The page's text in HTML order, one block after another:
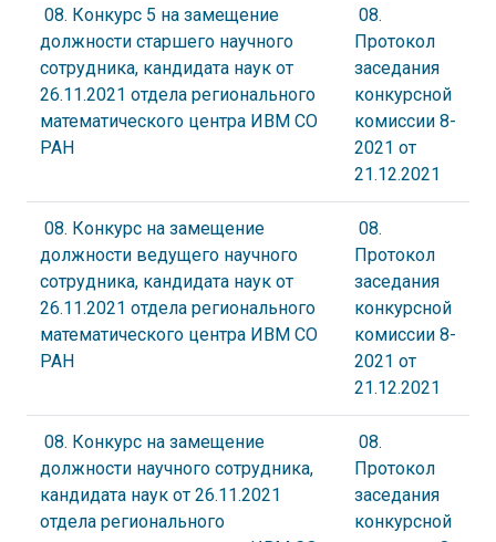
08. Конкурс 5 на замещение
должности старшего научного
сотрудника, кандидата наук от
26.11.2021 отдела регионального
математического центра ИВМ СО
РАН
08.
Протокол
заседания
конкурсной
комиссии 8-
2021 от
21.12.2021
08. Конкурс на замещение
должности ведущего научного
сотрудника, кандидата наук от
26.11.2021 отдела регионального
математического центра ИВМ СО
РАН
08.
Протокол
заседания
конкурсной
комиссии 8-
2021 от
21.12.2021
08. Конкурс на замещение
должности научного сотрудника,
кандидата наук от 26.11.2021
отдела регионального
08.
Протокол
заседания
конкурсной